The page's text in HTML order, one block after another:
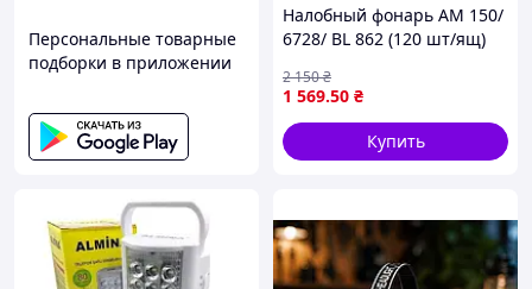
Персональные товарные
подборки в приложении
Налобный фонарь AM 150/
6728/ BL 862 (120 шт/ящ)
1 569.50 ₴
2 150₴
Купить